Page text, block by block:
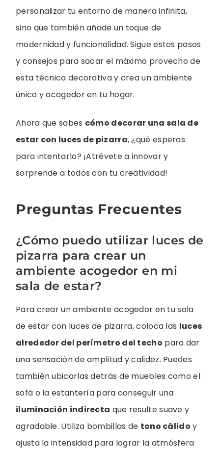
personalizar tu entorno de manera infinita,
sino que también añade un toque de
modernidad y funcionalidad. Sigue estos pasos
y consejos para sacar el máximo provecho de
esta técnica decorativa y crea un ambiente
único y acogedor en tu hogar.
Ahora que sabes cómo decorar una sala de
estar con luces de pizarra, ¿qué esperas
para intentarlo? ¡Atrévete a innovar y
sorprende a todos con tu creatividad!
Preguntas Frecuentes
¿Cómo puedo utilizar luces de
pizarra para crear un
ambiente acogedor en mi
sala de estar?
Para crear un ambiente acogedor en tu sala
de estar con luces de pizarra, coloca las luces
alrededor del perímetro del techo para dar
una sensación de amplitud y calidez. Puedes
también ubicarlas detrás de muebles como el
sofá o la estantería para conseguir una
iluminación indirecta que resulte suave y
agradable. Utiliza bombillas de tono cálido y
ajusta la intensidad para lograr la atmósfera